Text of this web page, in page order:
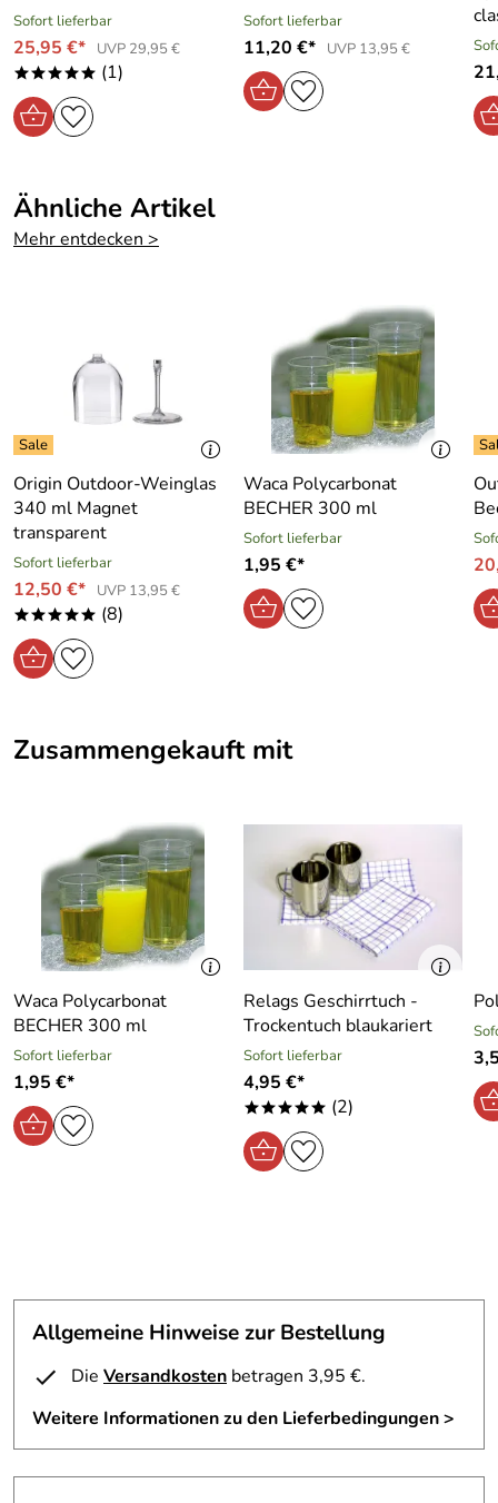
Hersteller: Heinrich Walch GmbH+Co KG, Postfach 1420,
58570 Schalksmühle, Deutschland, www.waca.de
Sofort lieferbar
25,95 €* UVP 29,95 €
***** (1)
Sofort lieferbar
11,20 €* UVP 13,95 €
Ähnliche Artikel
Mehr entdecken >
Origin Outdoor-Weinglas
340 ml Magnet
transparent
Sofort lieferbar
12,50 €* UVP 13,95 €
***** (8)
Waca Polycarbonat
BECHER 300 ml
Sofort lieferbar
1,95 €*
Zusammengekauft mit
Waca Polycarbonat
BECHER 300 ml
Sofort lieferbar
1,95 €*
Relags Geschirrtuch -
Trockentuch blaukariert
Sofort lieferbar
4,95 €*
***** (2)
Allgemeine Hinweise zur Bestellung
Die Versandkosten betragen 3,95 €.
Weitere Informationen zu den Lieferbedingungen >